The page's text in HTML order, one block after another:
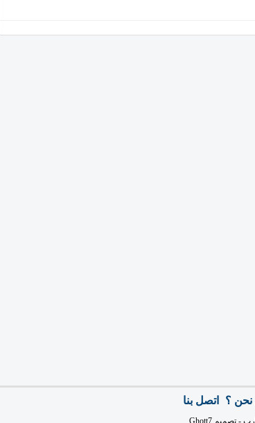
؟ اتصل بنا
- تصميم Ghott7